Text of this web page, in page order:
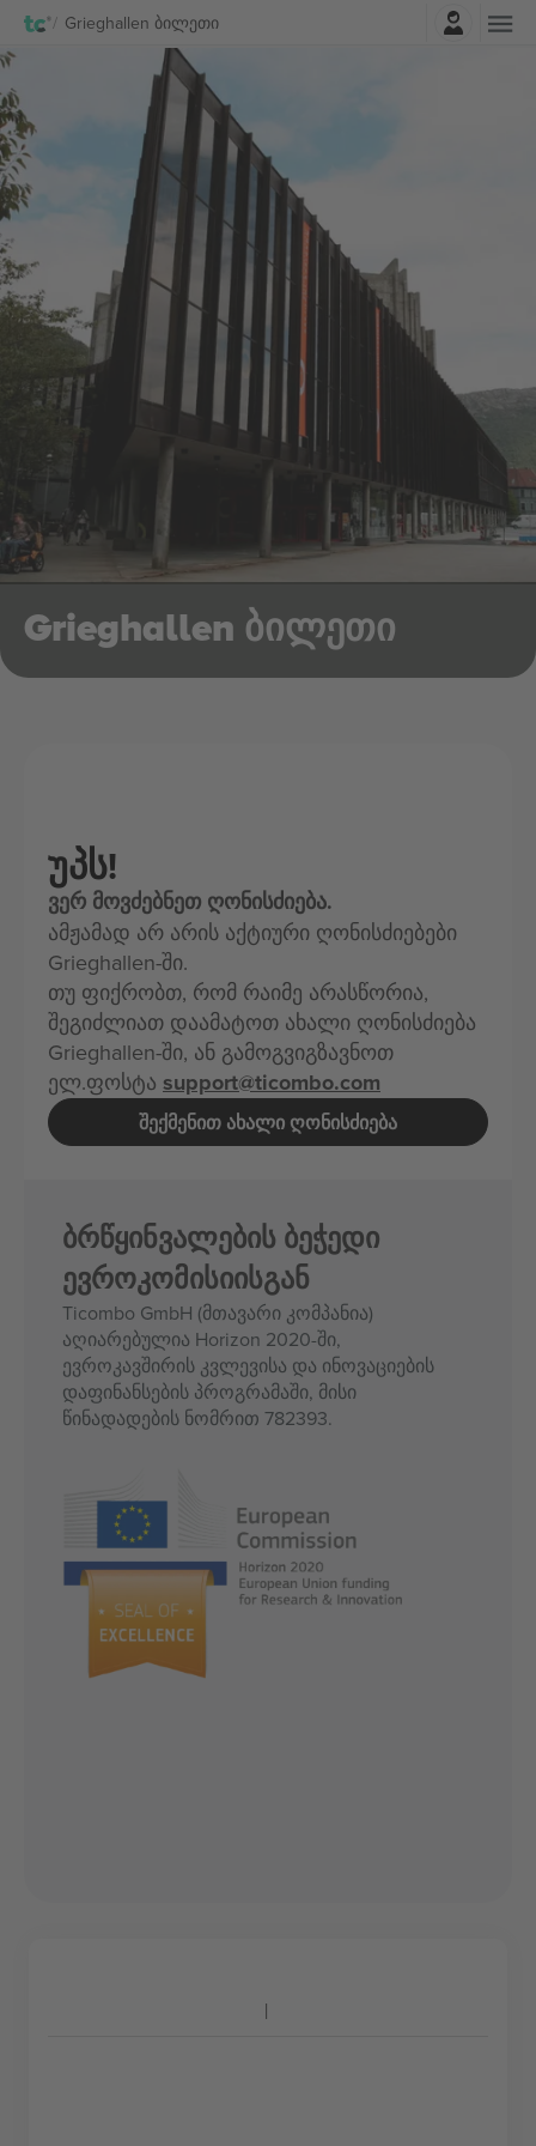
Grieghallen ბილეთი
Grieghallen ბილეთი
უპს!
ვერ მოვძებნეთ ღონისძიება.
ამჟამად არ არის აქტიური ღონისძიებები
Grieghallen-ში.
თუ ფიქრობთ, რომ რაიმე არასწორია,
შეგიძლიათ დაამატოთ ახალი ღონისძიება
Grieghallen-ში, ან გამოგვიგზავნოთ
ელ.ფოსტა support@ticombo.com
ᲨᲔᲥᲛᲔᲜᲘᲗ ᲐᲮᲐᲚᲘ ᲦᲝᲜᲘᲡᲫᲘᲔᲑᲐ
ბრწყინვალების ბეჭედი
ევროკომისიისგან
Ticombo GmbH (მთავარი კომპანია)
აღიარებულია Horizon 2020-ში,
ევროკავშირის კვლევისა და ინოვაციების
დაფინანსების პროგრამაში, მისი
წინადადების ნომრით 782393.